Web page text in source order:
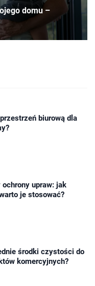
domu –
biurową dla
upraw: jak
je stosować?
środki czystości do
komercyjnych?